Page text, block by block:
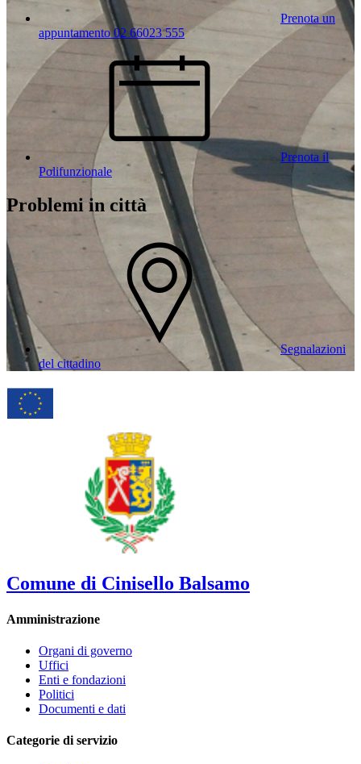
Prenota un
appuntamento 02 66023 555
Prenota il
Polifunzionale
Problemi in città
Segnalazioni
del cittadino
Comune di Cinisello Balsamo
Amministrazione
Organi di governo
Uffici
Enti e fondazioni
Politici
Documenti e dati
Categorie di servizio